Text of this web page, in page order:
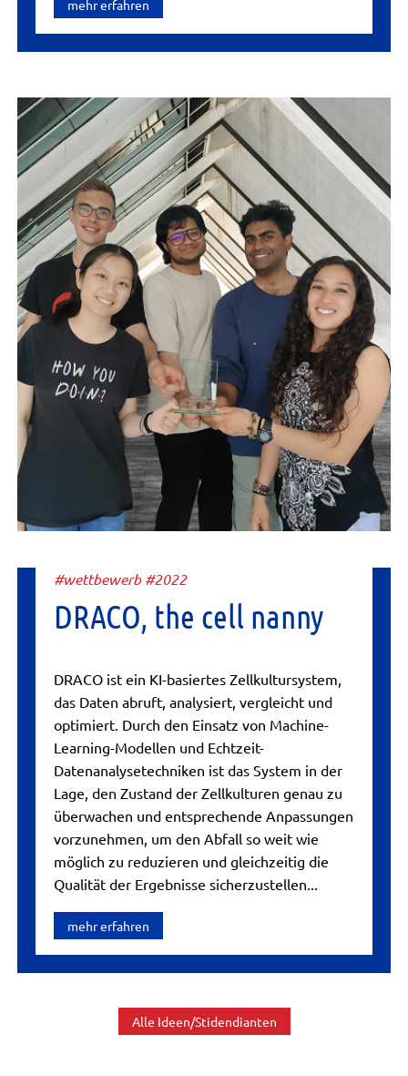
mehr erfahren
#wettbewerb #2022
DRACO, the cell nanny
DRACO ist ein KI-basiertes Zellkultursystem,
das Daten abruft, analysiert, vergleicht und
optimiert. Durch den Einsatz von Machine-
Learning-Modellen und Echtzeit-
Datenanalysetechniken ist das System in der
Lage, den Zustand der Zellkulturen genau zu
überwachen und entsprechende Anpassungen
vorzunehmen, um den Abfall so weit wie
möglich zu reduzieren und gleichzeitig die
Qualität der Ergebnisse sicherzustellen...
mehr erfahren
Alle Ideen/Stidendianten